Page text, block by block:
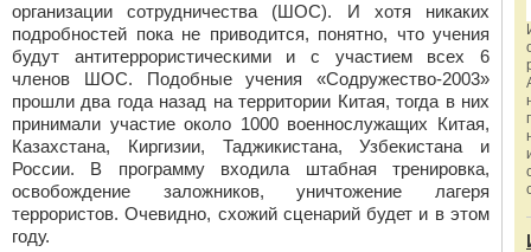
организации сотрудничества (ШОС). И хотя никаких
подробностей пока не приводится, понятно, что учения
будут антитеррористическими и с участием всех 6
членов ШОС. Подобные учения «Содружество-2003»
прошли два года назад на территории Китая, тогда в них
принимали участие около 1000 военнослужащих Китая,
Казахстана, Киргизии, Таджикистана, Узбекистана и
России. В программу входила штабная тренировка,
освобождение заложников, уничтожение лагеря
террористов. Очевидно, схожий сценарий будет и в этом
году.